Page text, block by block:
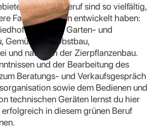
im Gärtnerberuf sind so vielfältig,
Fachrichtungen entwickelt haben:
Garten- und
Gemüsebau, Obstbau,
und natürlich der Zierpflanzenbau.
und der Bearbeitung des
Beratungs- und Verkaufsgespräch
sowie dem Bedienen und
technischen Geräten lernst du hier
erfolgreich in diesem grünen Beruf